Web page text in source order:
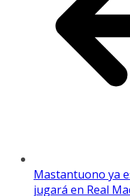
Mastantuono ya
jugará en Real